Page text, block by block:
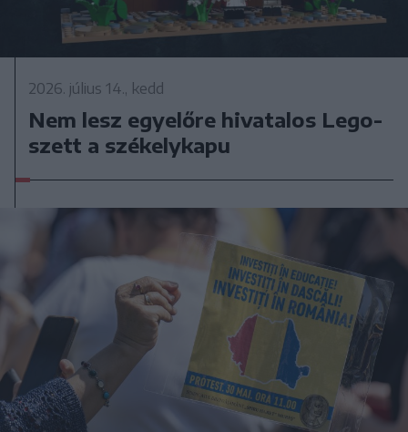
2026. július 14., kedd
Nem lesz egyelőre hivatalos Lego-
szett a székelykapu